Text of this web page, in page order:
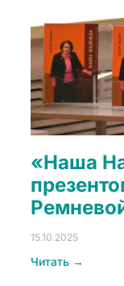
«Наша
15.10.2025
Читать →